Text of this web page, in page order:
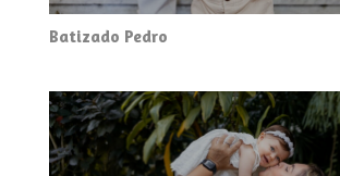
Batizado Pedro